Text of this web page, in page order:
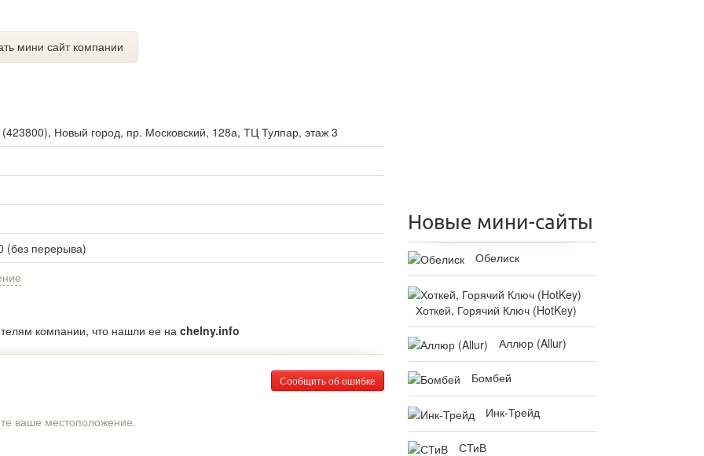
мини сайт компании
(423800), Новый город, пр. Московский, 128а, ТЦ Тулпар, этаж 3
(без перерыва)
компании, что нашли ее на chelny.info
Сообщить об ошибке
ваше местоположение.
Новые мини-сайты
Обелиск
Хоткей, Горячий Ключ (HotKey)
Аллюр (Allur)
Бомбей
Инк-Трейд
СТиВ